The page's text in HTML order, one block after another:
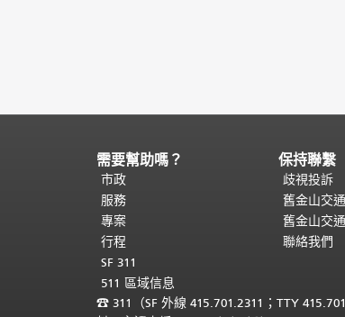
頁
面
內
容
結
束。本
餘
需要幫助嗎？
市政
服務
專案
行程
SF 311
511 區域信息
保持聯繫
歧視投訴
舊金山交
舊金山交
聯絡我們
☎ 311（SF 外線 415.701.2311；TTY